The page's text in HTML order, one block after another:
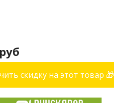
скидку на этот товар 🎁